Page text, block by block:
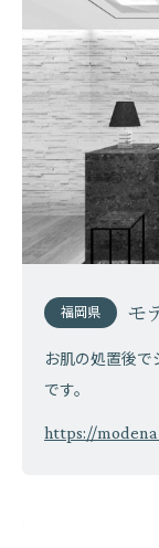
福岡県 モ
お肌の処置後で
です。
https://